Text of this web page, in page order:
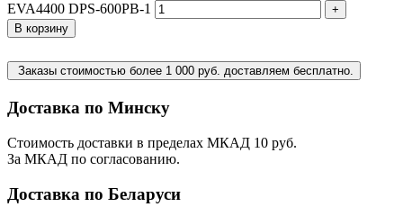
EVA4400 DPS-600PB-1
+
В корзину
Заказы стоимостью более 1 000 руб. доставляем бесплатно.
Доставка по Минску
Стоимость доставки в пределах МКАД 10 руб.
За МКАД по согласованию.
Доставка по Беларуси